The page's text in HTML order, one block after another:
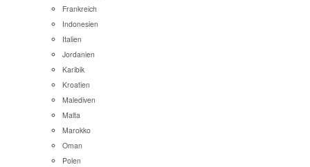
Frankreich
Indonesien
Italien
Jordanien
Karibik
Kroatien
Malediven
Malta
Marokko
Oman
Polen